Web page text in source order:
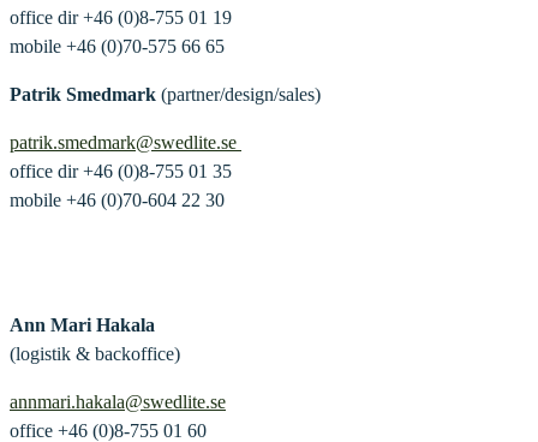
office dir +46 (0)8-755 01 19
mobile +46 (0)70-575 66 65
Patrik Smedmark (partner/design/sales)
patrik.smedmark@swedlite.se
office dir +46 (0)8-755 01 35
mobile +46 (0)70-604 22 30
Ann Mari Hakala
(logistik & backoffice)
annmari.hakala@swedlite.se
office +46 (0)8-755 01 60